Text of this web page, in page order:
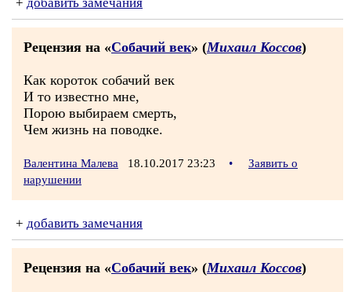
Рецензия на «Собачий век» (Михаил Коссов)
Как короток собачий век
И то известно мне,
Порою выбираем смерть,
Чем жизнь на поводке.
Валентина Малева 18.10.2017 23:23 •
Заявить о
нарушении
+ добавить замечания
Рецензия на «Собачий век» (Михаил Коссов)